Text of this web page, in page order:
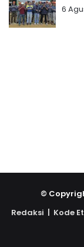
6
©
Redaksi | Kode